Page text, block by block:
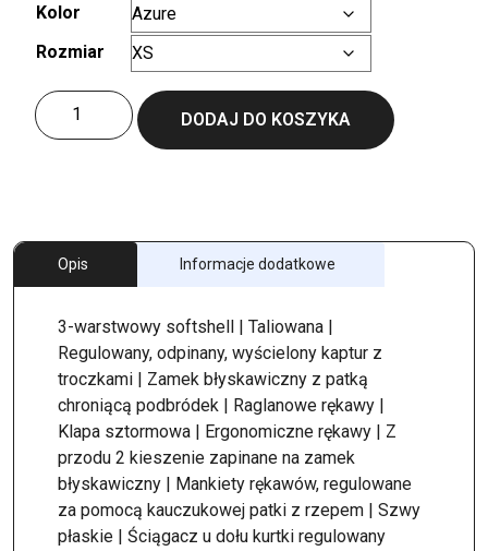
Kolor
Rozmiar
ilość
Women
DODAJ DO KOSZYKA
Opis Informacje dodatkowe
3-warstwowy softshell | Taliowana |
Regulowany, odpinany, wyścielony kaptur z
troczkami | Zamek błyskawiczny z patką
chroniącą podbródek | Raglanowe rękawy |
Klapa sztormowa | Ergonomiczne rękawy | Z
przodu 2 kieszenie zapinane na zamek
błyskawiczny | Mankiety rękawów, regulowane
za pomocą kauczukowej patki z rzepem | Szwy
płaskie | Ściągacz u dołu kurtki regulowany